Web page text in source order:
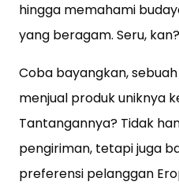
hingga memahami
yang beragam. Seru, kan?
Coba bayangkan,
menjual produk uniknya
Tantangannya? Tidak
pengiriman, tetapi juga
preferensi pelanggan